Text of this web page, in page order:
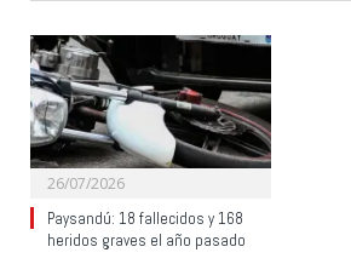
26/07/2026
Paysandú: 18 fallecidos y 168
heridos graves el año pasado